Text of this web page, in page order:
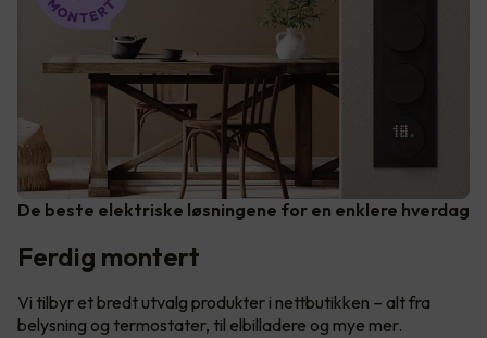
De beste elektriske løsningene for en enklere hverdag
Ferdig montert
Vi tilbyr et bredt utvalg produkter i nettbutikken – alt fra
belysning og termostater, til elbilladere og mye mer.